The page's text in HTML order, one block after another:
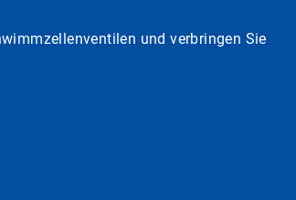
und verbringen Sie